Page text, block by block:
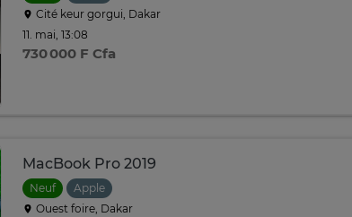
Cité keur gorgui, Dakar
11. mai, 13:08
730 000 F Cfa
MacBook Pro 2019
Neuf
Apple
Ouest foire, Dakar